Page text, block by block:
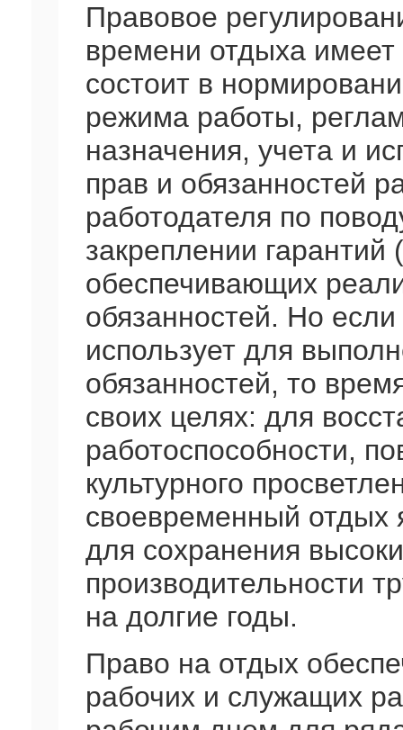
Правовое
времени отдыха
состоит в
режима работы,
назначения, учета и
прав и обязанностей
работодателя по
закреплении гарантий
обеспечивающих
обязанностей. Но
использует для
обязанностей, то
своих целях: для
работоспособности,
культурного
своевременный отдых
для сохранения
производительности
на долгие годы.
Право на отдых
рабочих и служащих